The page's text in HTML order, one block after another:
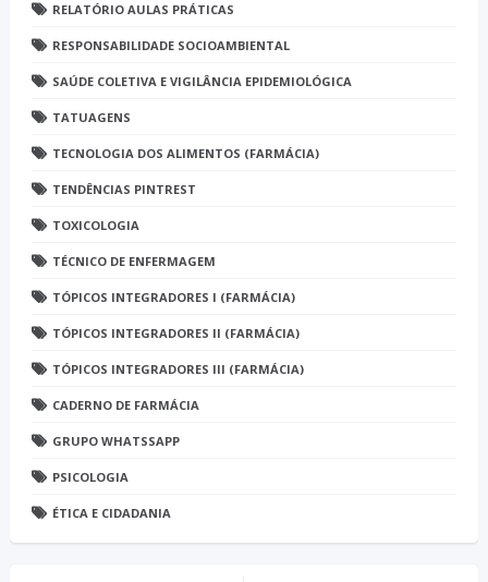
RELATÓRIO AULAS PRÁTICAS
RESPONSABILIDADE SOCIOAMBIENTAL
SAÚDE COLETIVA E VIGILÂNCIA EPIDEMIOLÓGICA
TATUAGENS
TECNOLOGIA DOS ALIMENTOS (FARMÁCIA)
TENDÊNCIAS PINTREST
TOXICOLOGIA
TÉCNICO DE ENFERMAGEM
TÓPICOS INTEGRADORES I (FARMÁCIA)
TÓPICOS INTEGRADORES II (FARMÁCIA)
TÓPICOS INTEGRADORES III (FARMÁCIA)
CADERNO DE FARMÁCIA
GRUPO WHATSSAPP
PSICOLOGIA
ÉTICA E CIDADANIA